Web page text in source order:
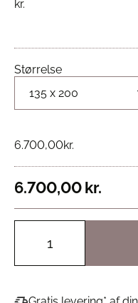
kr.
Størrelse
6.700,00kr.
6.700,00kr.